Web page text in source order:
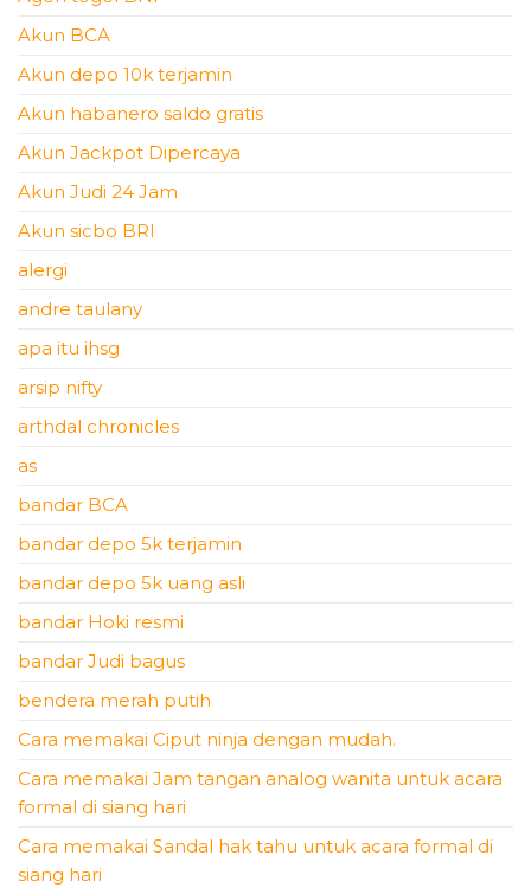
Akun BCA
Akun depo 10k terjamin
Akun habanero saldo gratis
Akun Jackpot Dipercaya
Akun Judi 24 Jam
Akun sicbo BRI
alergi
andre taulany
apa itu ihsg
arsip nifty
arthdal chronicles
as
bandar BCA
bandar depo 5k terjamin
bandar depo 5k uang asli
bandar Hoki resmi
bandar Judi bagus
bendera merah putih
Cara memakai Ciput ninja dengan mudah.
Cara memakai Jam tangan analog wanita untuk acara
formal di siang hari
Cara memakai Sandal hak tahu untuk acara formal di
siang hari